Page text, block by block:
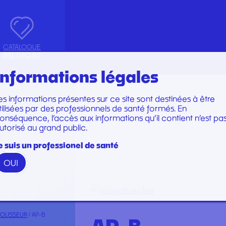
ET EMBOUT
Marques
CATALOGUE
MEDICAL
SET DE PERFUSION
SET DE SOINS
SET DE SUTURE
SOINS ET PANSEMENTS
STÉRILISATION
Marques
/ AP-B
légales
informations présentes sur ce site sont destinées à être
par des professionnels de santé formés. En
l’accès aux informations qu’il contient n’est
au grand public.
suis un professionel de santé
OUI